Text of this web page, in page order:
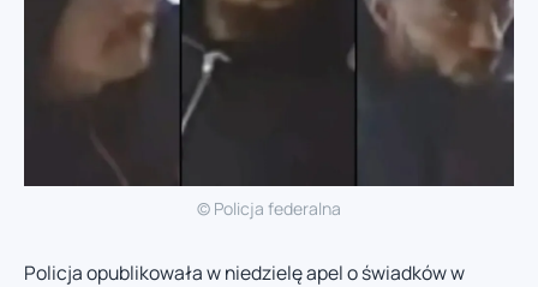
© Policja federalna
Policja opublikowała w niedzielę apel o świadków w